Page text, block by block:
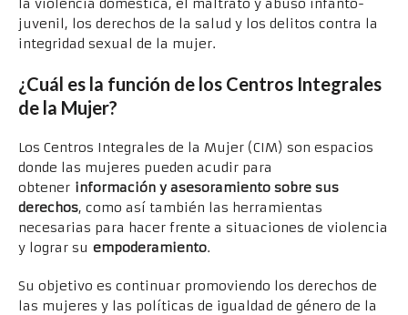
la violencia doméstica, el maltrato y abuso infanto-
juvenil, los derechos de la salud y los delitos contra la
integridad sexual de la mujer.
¿Cuál es la función de los Centros Integrales
de la Mujer?
Los Centros Integrales de la Mujer (CIM) son espacios
donde las mujeres pueden acudir para
obtener información y asesoramiento sobre sus
derechos, como así también las herramientas
necesarias para hacer frente a situaciones de violencia
y lograr su empoderamiento.
Su objetivo es continuar promoviendo los derechos de
las mujeres y las políticas de igualdad de género de la